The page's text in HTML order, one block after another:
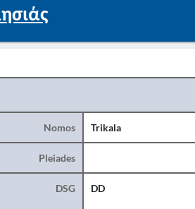
Nomos Trikala
Pleiades
DSG DD